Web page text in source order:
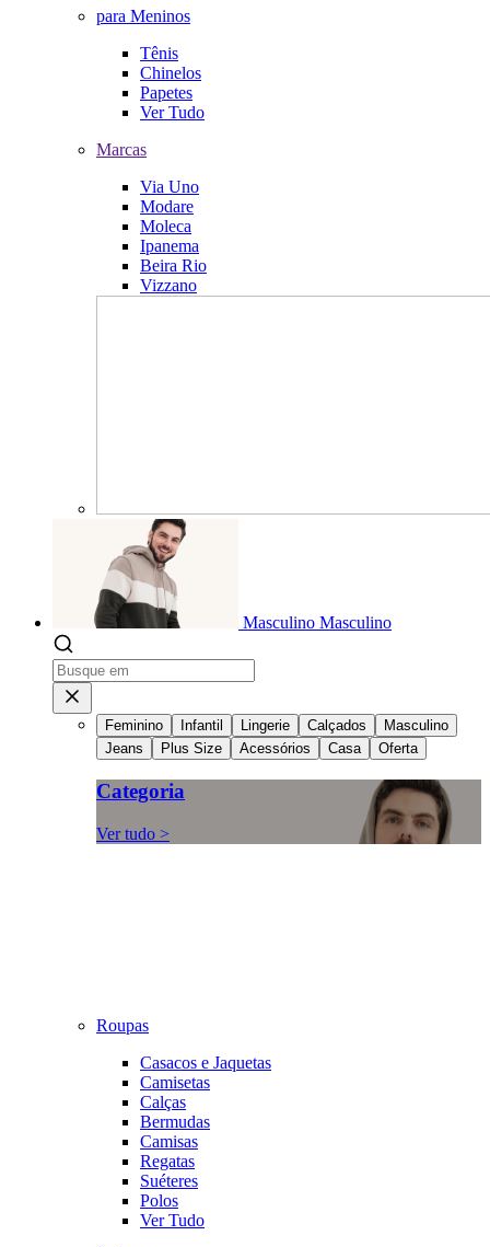
para Meninos
Tênis
Chinelos
Papetes
Ver Tudo
Marcas
Via Uno
Modare
Moleca
Ipanema
Beira Rio
Vizzano
Masculino Masculino
Feminino Infantil Lingerie Calçados
Masculino
Jeans
Plus Size Acessórios Casa Oferta
Categoria
Ver tudo >
Roupas
Casacos e Jaquetas
Camisetas
Calças
Bermudas
Camisas
Regatas
Suéteres
Polos
Ver Tudo